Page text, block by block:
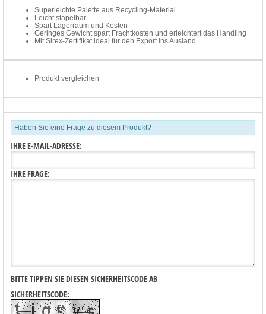
Superleichte Palette aus Recycling-Material
Leicht stapelbar
Spart Lagerraum und Kosten
Geringes Gewicht spart Frachtkosten und erleichtert das Handling
Mit Sirex-Zertifikat ideal für den Export ins Ausland
Produkt vergleichen
Haben Sie eine Frage zu diesem Produkt?
IHRE E-MAIL-ADRESSE:
IHRE FRAGE:
BITTE TIPPEN SIE DIESEN SICHERHEITSCODE AB
SICHERHEITSCODE: